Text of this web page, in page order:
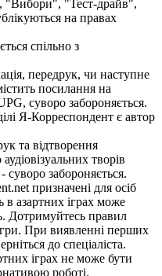
"Вибори", "Тест-драйв",
на правах
спільно з
передрук, чи наступне
посилання на
суворо забороняється.
Я-Корреспондент є автор
та відтворення
творів
суворо забороняється.
призначені для осіб
азартних іграх може
Дотримуйтесь правил
гри. При виявленні перших
до спеціаліста.
іграх не може бути
роботі.